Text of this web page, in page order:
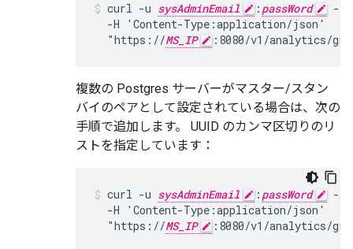
curl -u sysAdminEmail : passWord
-X
  -H 'Content-Type:application/json'
  "https://
MS_IP :8080/v1/analytics/
複数の Postgres サーバーがマスター/スタン
バイのペアとして設定されている場合は、次の
手順で追加します。 UUID のカンマ区切りのリ
ストを指定しています：
curl -u sysAdminEmail : passWord
-X
  -H 'Content-Type:application/json'
  "https://
MS_IP :8080/v1/analytics/